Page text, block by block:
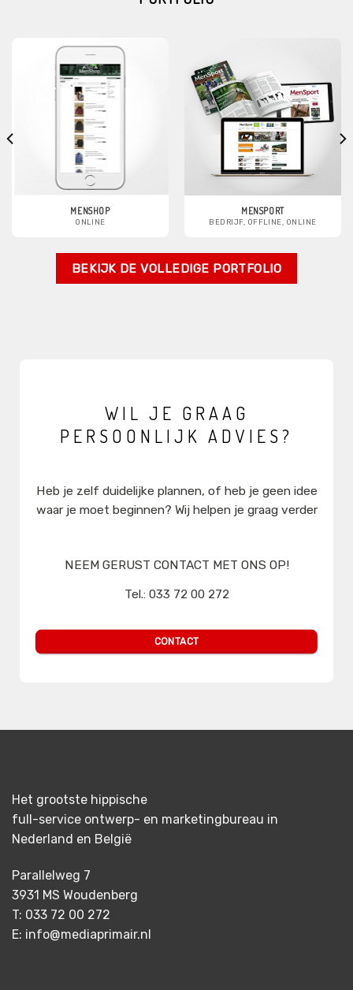
MENSHOP
ONLINE
MENSPORT
BEDRIJF, OFFLINE, ONLINE
BEKIJK DE VOLLEDIGE PORTFOLIO
WIL JE GRAAG
PERSOONLIJK ADVIES?
Heb je zelf duidelijke plannen, of heb je geen idee
waar je moet beginnen? Wij helpen je graag verder
NEEM GERUST CONTACT MET ONS OP!
Tel.: 033 72 00 272
CONTACT
Het grootste hippische
full-service ontwerp- en marketingbureau in
Nederland en België
Parallelweg 7
3931 MS Woudenberg
T: 033 72 00 272
E: info@mediaprimair.nl